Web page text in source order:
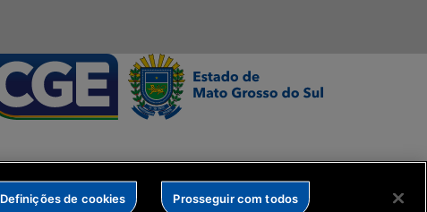
Definições de cookies Prosseguir com todos